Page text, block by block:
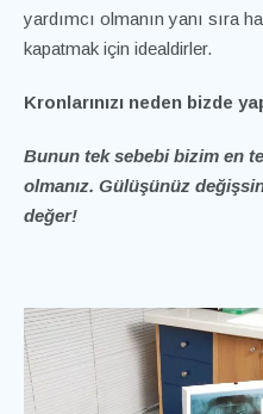
yardımcı olmanın yanı sıra
kapatmak için idealdirler.
Kronlarınızı neden bizde
Bunun tek sebebi bizim en
olmanız. Gülüşünüz
değer!